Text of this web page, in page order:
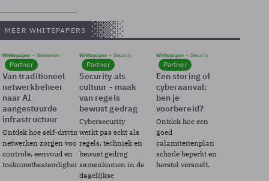
MEER WHITEPAPERS
Whitepaper Netwerken
Partner
Van traditioneel
netwerkbeheer
naar AI
aangestuurde
infrastructuur
Ontdek hoe self-driving
netwerken zorgen voor
controle, eenvoud en
toekomstbestendigheid.
Whitepaper Security
Partner
Security als
cultuur - maak
van regels
bewust gedrag
Cybersecurity
werkt pas echt als
regels, techniek en
bewust gedrag
samenkomen in de
dagelijkse
Whitepaper Security
Partner
Een storing of
cyberaanval:
ben je
voorbereid?
Ontdek hoe een
goed
calamiteitenplan
schade beperkt en
herstel versnelt.